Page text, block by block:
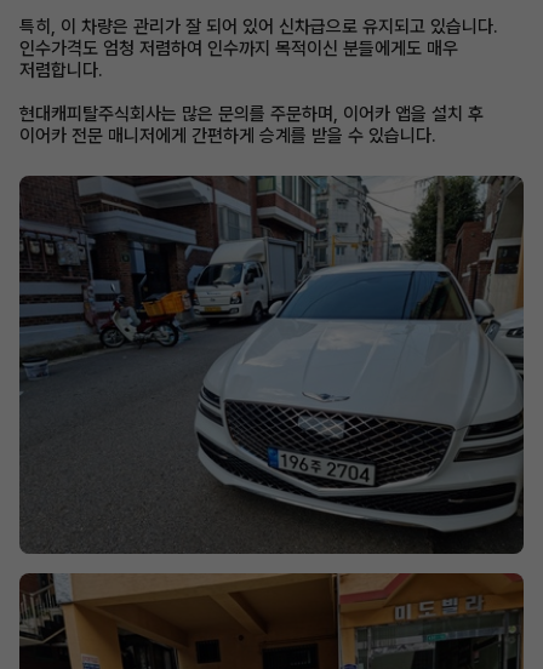
특히, 이 차량은 관리가 잘 되어 있어 신차급으로 유지되고 있습니다.
인수가격도 엄청 저렴하여 인수까지 목적이신 분들에게도 매우
저렴합니다.
현대캐피탈주식회사는 많은 문의를 주문하며, 이어카 앱을 설치 후
이어카 전문 매니저에게 간편하게 승계를 받을 수 있습니다.